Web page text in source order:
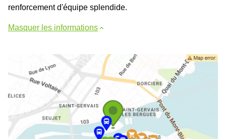
renforcement d'équipe splendide.
Masquer les informations